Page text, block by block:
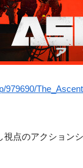
979690/
点のアクション